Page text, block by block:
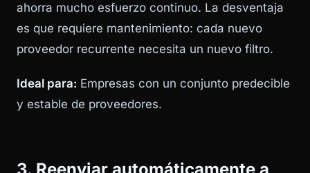
ahorra mucho esfuerzo continuo. La desventaja
es que requiere mantenimiento: cada nuevo
proveedor recurrente necesita un nuevo filtro.
Ideal para: Empresas con un conjunto predecible
y estable de proveedores.